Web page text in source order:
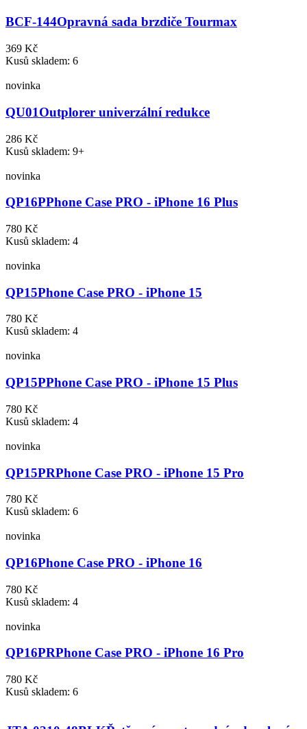
BCF-144Opravná sada brzdiče Tourmax
369 Kč
Kusů skladem: 6
novinka
QU01Outplorer univerzální redukce
286 Kč
Kusů skladem: 9+
novinka
QP16PPhone Case PRO - iPhone 16 Plus
780 Kč
Kusů skladem: 4
novinka
QP15Phone Case PRO - iPhone 15
780 Kč
Kusů skladem: 4
novinka
QP15PPhone Case PRO - iPhone 15 Plus
780 Kč
Kusů skladem: 4
novinka
QP15PRPhone Case PRO - iPhone 15 Pro
780 Kč
Kusů skladem: 6
novinka
QP16Phone Case PRO - iPhone 16
780 Kč
Kusů skladem: 4
novinka
QP16PRPhone Case PRO - iPhone 16 Pro
780 Kč
Kusů skladem: 6